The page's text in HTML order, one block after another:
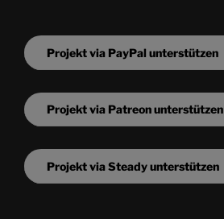
Projekt via PayPal unterstützen
Projekt via Patreon unterstützen
Projekt via Steady unterstützen